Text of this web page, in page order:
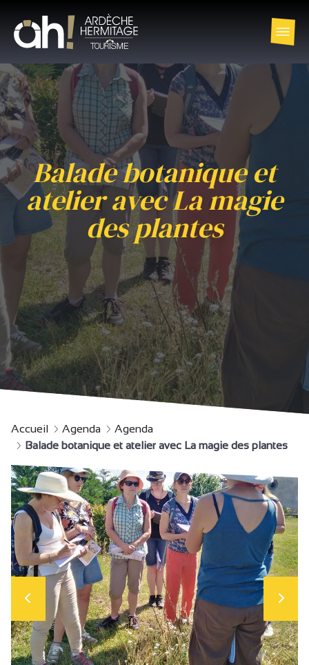
Balade botanique et
atelier avec La magie
des plantes
Accueil Agenda
Agenda
Balade botanique et atelier avec La magie des plantes